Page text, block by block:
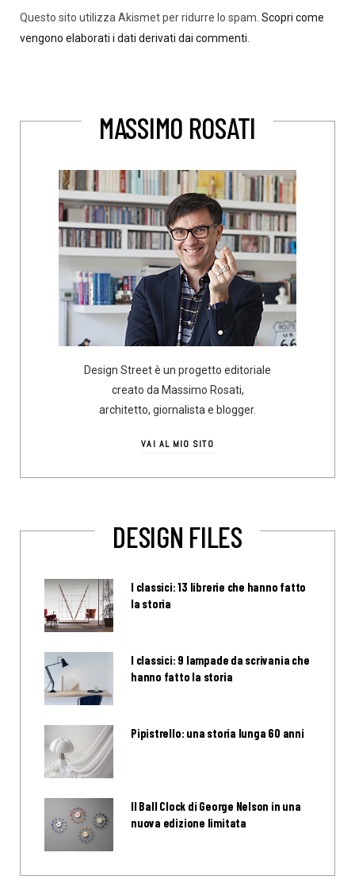
Questo sito utilizza Akismet per ridurre lo spam. Scopri come
vengono elaborati i dati derivati dai commenti
MASSIMO ROSATI
Design Street è un progetto editoriale
creato da Massimo Rosati,
architetto, giornalista e blogger.
VAI AL MIO SITO
DESIGN FILES
I classici: 13 librerie che hanno fatto
la storia
I classici: 9 lampade da scrivania che
hanno fatto la storia
Pipistrello: una storia lunga 60 anni
Il Ball Clock di George Nelson in una
nuova edizione limitata